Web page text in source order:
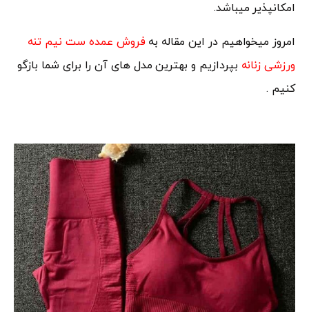
امکانپذیر میباشد.
امروز میخواهیم در این مقاله به فروش عمده ست نیم تنه
ورزشی زنانه بپردازیم و بهترین مدل های آن را برای شما بازگو
کنیم .